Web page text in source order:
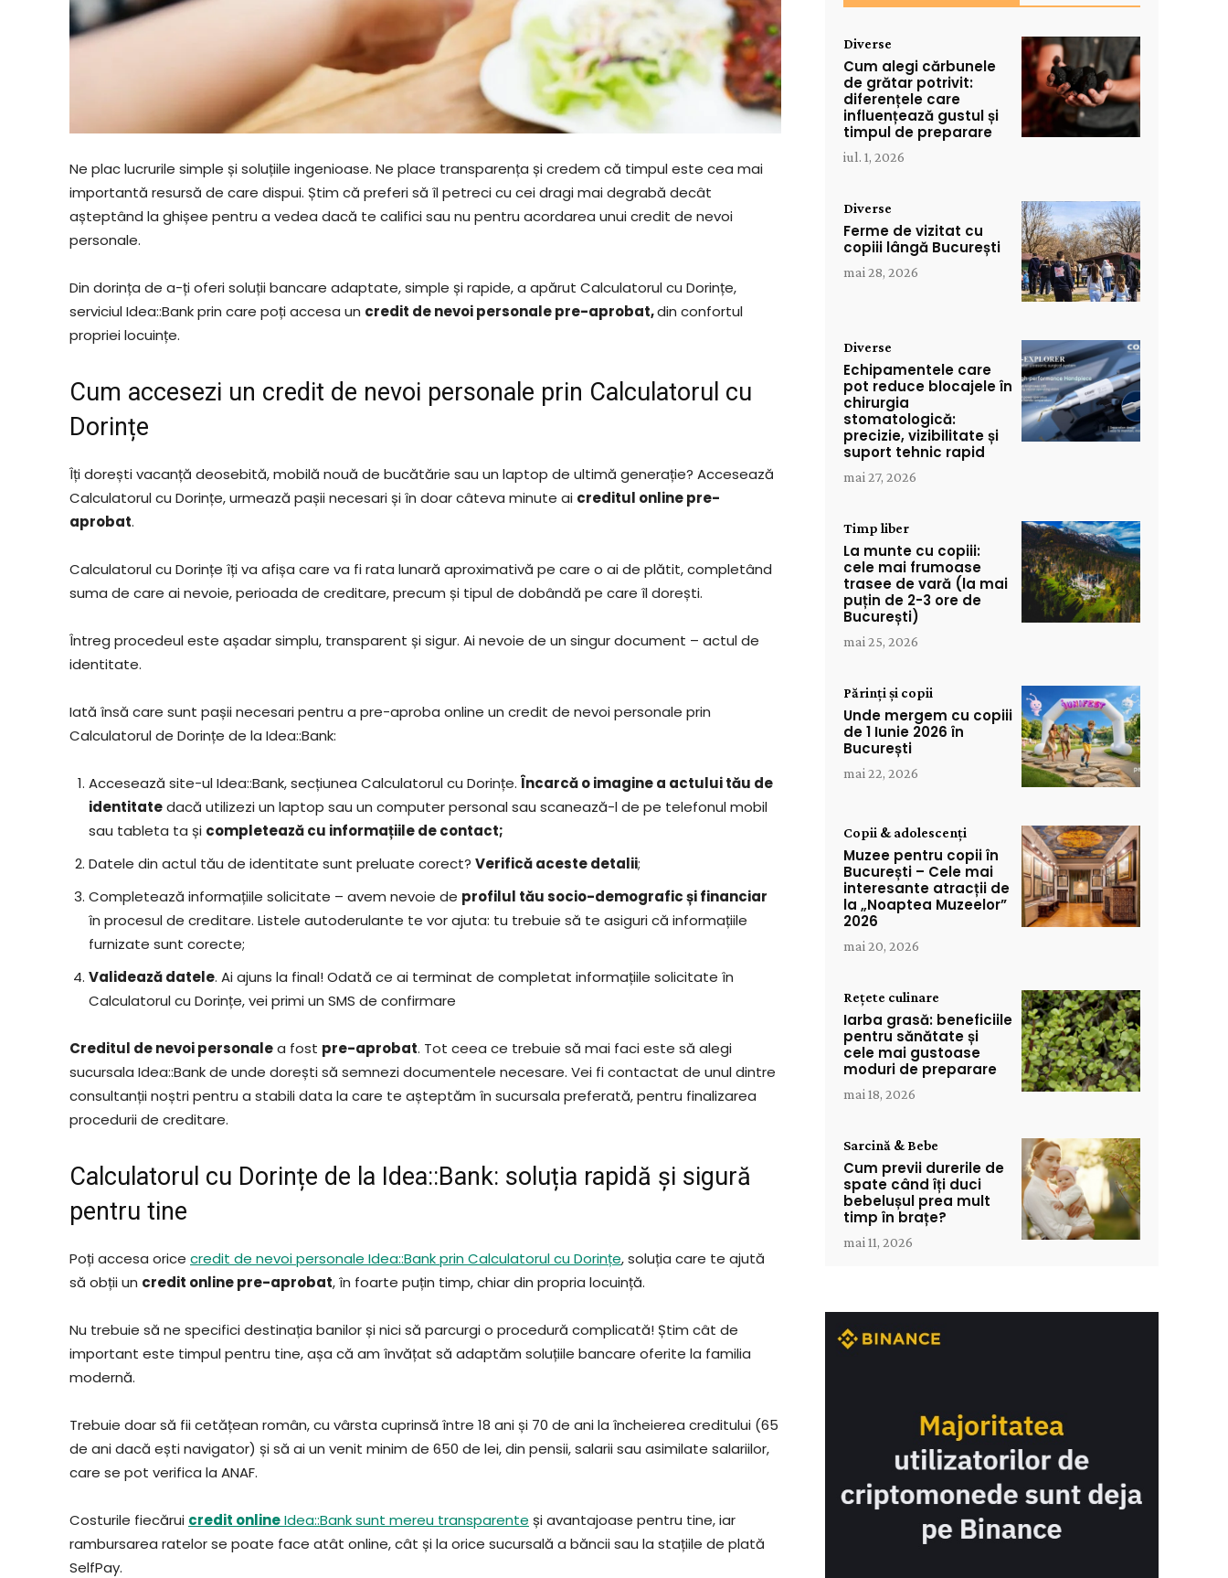
Ne plac lucrurile simple și soluțiile ingenioase. Ne place transparența și credem că timpul este cea mai
importantă resursă de care dispui. Știm că preferi să îl petreci cu cei dragi mai degrabă decât
așteptând la ghișee pentru a vedea dacă te califici sau nu pentru acordarea unui credit de nevoi
personale.
Din dorința de a-ți oferi soluții bancare adaptate, simple și rapide, a apărut Calculatorul cu Dorințe,
serviciul Idea::Bank prin care poți accesa un credit de nevoi personale pre-aprobat,din confortul
propriei locuințe.
Cum accesezi un credit de nevoi personale prin Calculatorul cu
Dorințe
Îți dorești vacanță deosebită, mobilă nouă de bucătărie sau un laptop de ultimă generație? Accesează
Calculatorul cu Dorințe, urmează pașii necesari și în doar câteva minute ai creditul online pre-
aprobat.
Calculatorul cu Dorințe îți va afișa care va fi rata lunară aproximativă pe care o ai de plătit, completând
suma de care ai nevoie, perioada de creditare, precum și tipul de dobândă pe care îl dorești.
Întreg procedeul este așadar simplu, transparent și sigur. Ai nevoie de un singur document – actul de
identitate.
Iată însă care sunt pașii necesari pentru a pre-aproba online un credit de nevoi personale prin
Calculatorul de Dorințe de la Idea::Bank:
Accesează site-ul Idea::Bank, secțiunea Calculatorul cu Dorințe. Încarcă o imagine a actului tău de
identitatedacă utilizezi un laptop sau un computer personal sau scanează-l de pe telefonul mobil
sau tableta ta și completează cu informațiile de contact;
Datele din actul tău de identitate sunt preluate corect? Verifică aceste detalii;
Completează informațiile solicitate – avem nevoie de profilul tău socio-demografic și financiar
în procesul de creditare. Listele autoderulante te vor ajuta: tu trebuie să te asiguri că informațiile
furnizate sunt corecte;
Validează datele. Ai ajuns la final! Odată ce ai terminat de completat informațiile solicitate în
Calculatorul cu Dorințe, vei primi un SMS de confirmare
Creditul de nevoi personalea fost pre-aprobat. Tot ceea ce trebuie să mai faci este să alegi
sucursala Idea::Bank de unde dorești să semnezi documentele necesare. Vei fi contactat de unul dintre
consultanții noștri pentru a stabili data la care te așteptăm în sucursala preferată, pentru finalizarea
procedurii de creditare.
Calculatorul cu Dorințe de la Idea::Bank: soluția rapidă și sigură
pentru tine
Poți accesa orice credit de nevoi personale Idea::Bank prin Calculatorul cu Dorințe, soluția care te ajută
să obții un credit online pre-aprobat, în foarte puțin timp, chiar din propria locuință.
Nu trebuie să ne specifici destinația banilor și nici să parcurgi o procedură complicată! Știm cât de
important este timpul pentru tine, așa că am învățat să adaptăm soluțiile bancare oferite la familia
modernă.
Trebuie doar să fii cetățean român, cu vârsta cuprinsă între 18 ani și 70 de ani la încheierea creditului (65
de ani dacă ești navigator) și să ai un venit minim de 650 de lei, din pensii, salarii sau asimilate salariilor,
care se pot verifica la ANAF.
Costurile fiecărui credit onlineIdea::Bank sunt mereu transparente și avantajoase pentru tine, iar
rambursarea ratelor se poate face atât online, cât și la orice sucursală a băncii sau la stațiile de plată
SelfPay.
Diverse
Cum alegi cărbunele
de grătar potrivit:
diferențele care
influențează gustul și
timpul de preparare
iul. 1, 2026
Diverse
Ferme de vizitat cu
copiii lângă București
mai 28, 2026
Diverse
Echipamentele care
pot reduce blocajele în
chirurgia
stomatologică:
precizie, vizibilitate și
suport tehnic rapid
mai 27, 2026
Timp liber
La munte cu copiii:
cele mai frumoase
trasee de vară (la mai
puțin de 2-3 ore de
București)
mai 25, 2026
Părinți și copii
Unde mergem cu copiii
de 1 Iunie 2026 în
București
mai 22, 2026
Copii & adolescenți
Muzee pentru copii în
București – Cele mai
interesante atracții de
la „Noaptea Muzeelor”
2026
mai 20, 2026
Rețete culinare
Iarba grasă: beneficiile
pentru sănătate și
cele mai gustoase
moduri de preparare
mai 18, 2026
Sarcină & Bebe
Cum previi durerile de
spate când îți duci
bebelușul prea mult
timp în brațe?
mai 11, 2026